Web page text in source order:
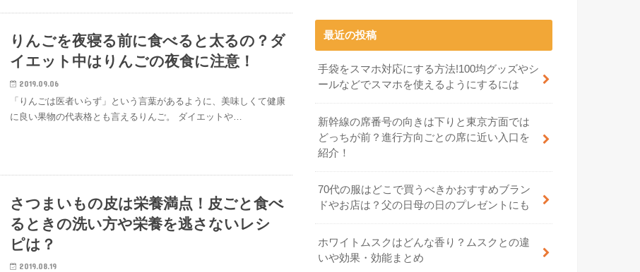
りんごを夜寝る前に食べると太るの？ダ
イエット中はりんごの夜食に注意！
2019.09.06
「りんごは医者いらず」という言葉があるように、美味しくて健康
に良い果物の代表格とも言えるりんご。 ダイエットや…
さつまいもの皮は栄養満点！皮ごと食べ
るときの洗い方や栄養を逃さないレシ
ピは？
2019.08.19
最近の投稿
手袋をスマホ対応にする方法!100均グッズやシ
ールなどでスマホを使えるようにするには
新幹線の席番号の向きは下りと東京方面では
どっちが前？進行方向ごとの席に近い入口を
紹介！
70代の服はどこで買うべきかおすすめブラン
ドやお店は？父の日母の日のプレゼントにも
ホワイトムスクはどんな香り？ムスクとの違
いや効果・効能まとめ